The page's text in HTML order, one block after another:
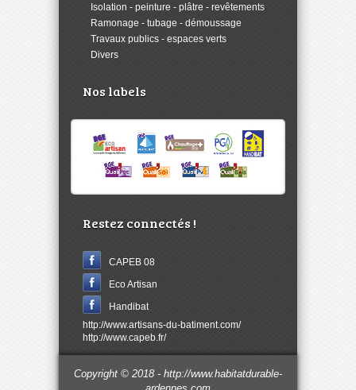
Isolation - peinture - plâtre - revêtements
Ramonage - tubage - démoussage
Travaux publics - espaces verts
Divers
Nos labels
Restez connectés !
CAPEB 08
Eco Artisan
Handibat
http://www.artisans-du-batiment.com/
http://www.capeb.fr/
Copyright © 2018 - http://www.habitatdurable-